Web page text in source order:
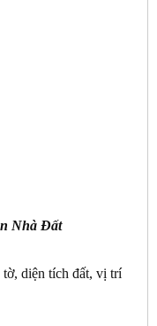
Nhà Đất
diện tích đất, vị trí